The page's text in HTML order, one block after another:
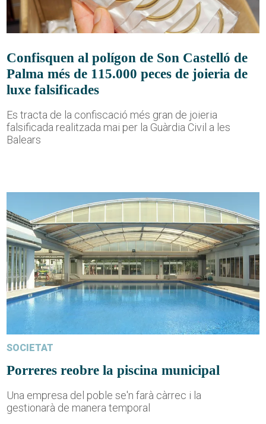
Confisquen al polígon de Son Castelló de
Palma més de 115.000 peces de joieria de
luxe falsificades
Es tracta de la confiscació més gran de joieria
falsificada realitzada mai per la Guàrdia Civil a les
Balears
SOCIETAT
Porreres reobre la piscina municipal
Una empresa del poble se'n farà càrrec i la
gestionarà de manera temporal